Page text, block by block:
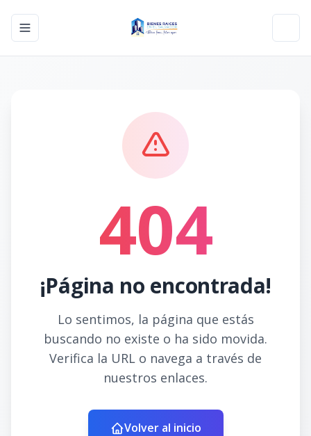
Toggle navigation menu
404
¡Página no encontrada!
Lo sentimos, la página que estás
buscando no existe o ha sido movida.
Verifica la URL o navega a través de
nuestros enlaces.
Volver al inicio